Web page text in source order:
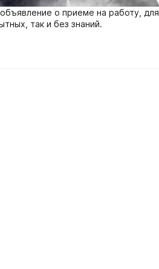
о приеме на работу, для
так и без знаний.